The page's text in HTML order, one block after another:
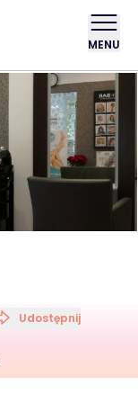
MENU
Udostępnij